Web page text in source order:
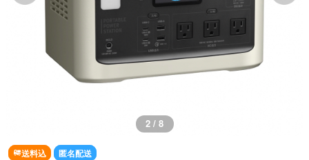
3 / 8
送料込 匿名配送